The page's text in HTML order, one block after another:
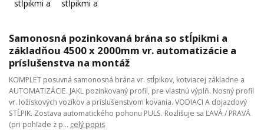
Samonosná pozinkovaná brána so stĺpikmi a
základňou 4500 x 2000mm vr. automatizácie a
príslušenstva na montáž
KOMPLET posuvná samonosná brána vr. stĺpikov, kotviacej základne a
AUTOMATIZÁCIE. JAKL pozinkovaný profil, pre vlastnú výplň. Nosný profil
vr. ložiskových vozíkov a príslušenstvom kovania. VODIACI A dojazdový
STĹPIK. Zostava automatického pohonu PULS. Rozlišuje sa ĽAVÁ / PRAVÁ
(pri pohľade z p... celý popis